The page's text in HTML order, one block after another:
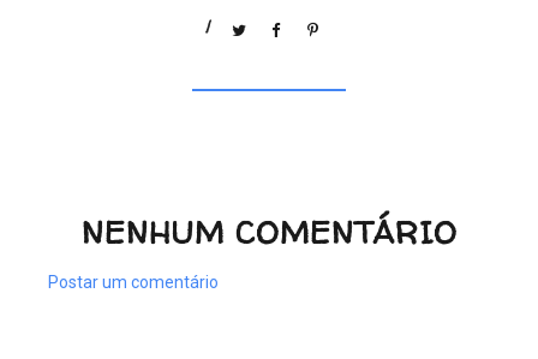
/
NENHUM COMENTÁRIO
Postar um comentário